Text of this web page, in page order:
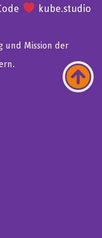
und Mission der
kube.studio